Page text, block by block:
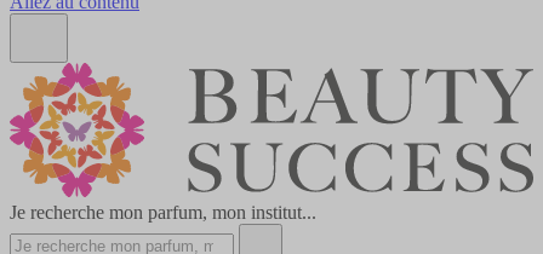
Je recherche mon parfum, mon institut...